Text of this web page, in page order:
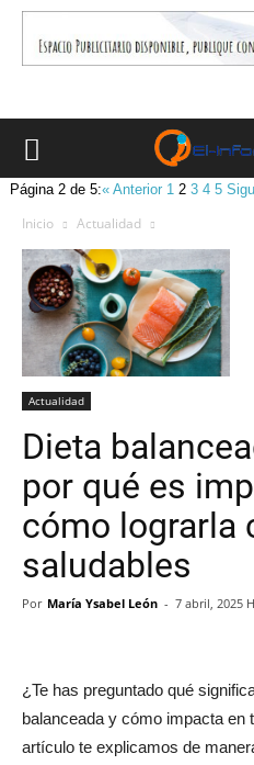
Página 2 de 5:« Anterior 1 23 4 5
Inicio Actualidad
Actualidad
Dieta
por qué es
cómo lograrla
saludables
Por María Ysabel León - 7 abril, 2025
¿Te has preguntado qué
balanceada y cómo impacta en
artículo te explicamos de